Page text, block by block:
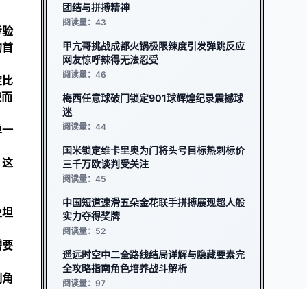
团结与拼搏精神
阅读量：43
甲亢哥挑战成都火锅极限辣度引发弹跳反应
网友惊呼辣得无法忍受
阅读量：46
梅西任意球破门锁定901球辉煌纪录震撼球
迷
阅读量：44
国米锁定维卡里奥为门将头号目标热刺标价
三千万欧谈判受关注
阅读量：45
中国短道速滑五朵金花联手拼搏展现超人般
实力夺得奖牌
阅读量：52
遥远时空中二全路线结局详解与隐藏要素完
全攻略指南角色培养战斗解析
阅读量：97